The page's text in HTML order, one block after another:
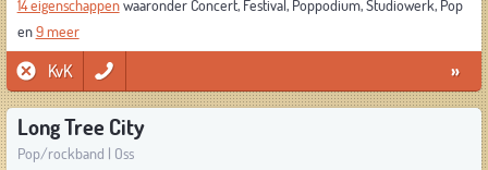
14 eigenschappenwaaronder Concert, Festival, Poppodium, Studiowerk, Pop
en9 meer
KvK »
Long Tree City
Pop/rockband | Oss